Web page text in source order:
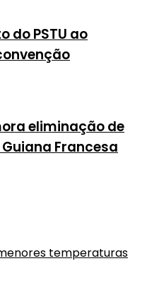
do PSTU ao
eliminação de
Francesa
temperaturas